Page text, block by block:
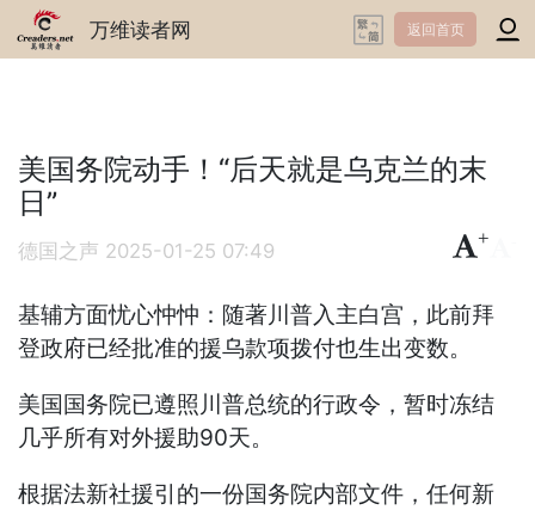
万维读者网 返回首页
美国务院动手！“后天就是乌克兰的末
日”
德国之声 2025-01-25 07:49
+
基辅方面忧心忡忡：随著川普入主白宫，此前拜
登政府已经批准的援乌款项拨付也生出变数。
美国国务院已遵照川普总统的行政令，暂时冻结
几乎所有对外援助90天。
根据法新社援引的一份国务院内部文件，任何新